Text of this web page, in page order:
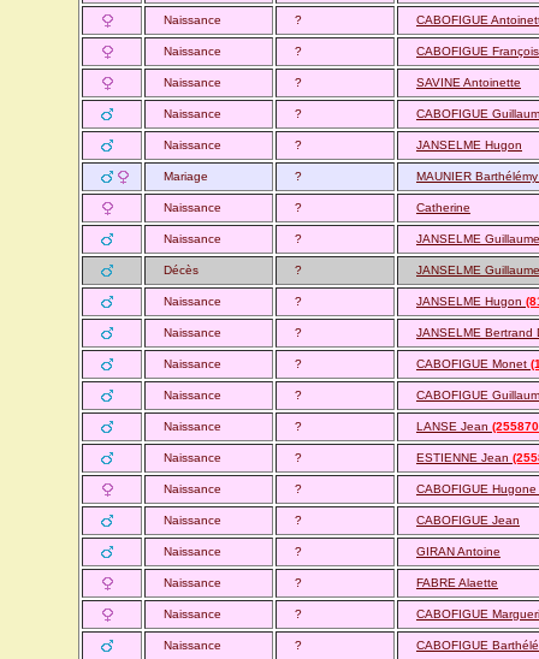
Naissance ? CABOFIGUE
Naissance ? CABOFIGUE
Naissance ? SAVINE Antoinette
Naissance ? CABOFIGUE
Naissance ? JANSELME Hugon
Mariage ? MAUNIER
Naissance ? Catherine
Naissance ? JANSELME
Décès ? JANSELME
Naissance ? JANSELME Hugon
Naissance ? JANSELME Bertrand
Naissance ? CABOFIGUE Monet
Naissance ? CABOFIGUE
Naissance ? LANSE Jean
Naissance ? ESTIENNE Jean
Naissance ? CABOFIGUE Hugone
Naissance ? CABOFIGUE Jean
Naissance ? GIRAN Antoine
Naissance ? FABRE Alaette
Naissance ? CABOFIGUE
Naissance ? CABOFIGUE